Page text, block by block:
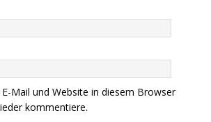
Mail und Website in diesem Browser
kommentiere.